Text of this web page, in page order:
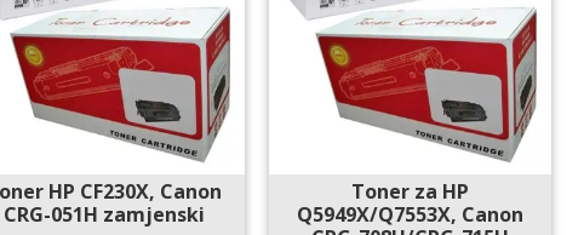
HP CF230X, Canon
CRG-051H zamjenski
Toner za HP
Q5949X/Q7553X, Canon